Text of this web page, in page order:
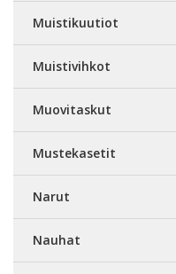
Muistikuutiot
Muistivihkot
Muovitaskut
Mustekasetit
Narut
Nauhat